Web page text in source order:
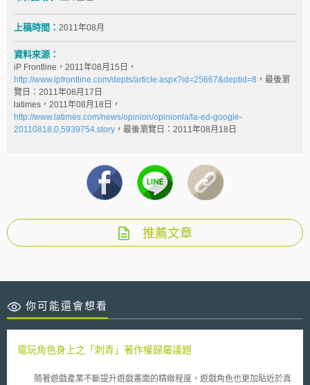
上稿時間： 2011年08月
資料來源：
iP Frontline，2011年08月15日，
http://www.ipfrontline.com/depts/article.aspx?id=25667&deptid=8 ，最後瀏
覽日：2011年08月17日
latimes，2011年08月18日，
http://www.latimes.com/news/opinion/opinionla/la-ed-google-
20110818,0,5939754.story ，最後瀏覽日：2011年08月18日
推薦文章
你可能還會想看
電玩角色身上之「刺青」著作權歸屬議題
隨著遊戲產業不斷提升遊戲畫面的精緻程度，遊戲角色也更加貼近於真